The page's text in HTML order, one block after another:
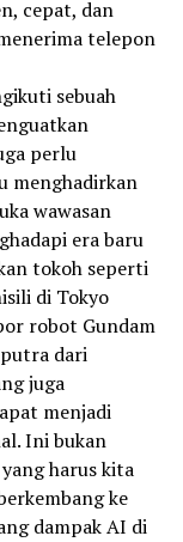
cepat, dan
telepon
sebuah
perlu
menghadirkan
wawasan
era baru
tokoh seperti
di Tokyo
robot Gundam
dari
juga
menjadi
Ini bukan
harus kita
ke
dampak AI di